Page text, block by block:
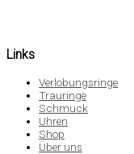
Links
Verlobungsringe
Trauringe
Schmuck
Uhren
Shop
Über uns